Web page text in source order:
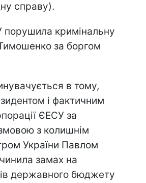
справу).
кримінальну
за боргом
в тому,
і фактичним
ЄЕСУ за
з колишнім
України Павлом
замах на
державного бюджету